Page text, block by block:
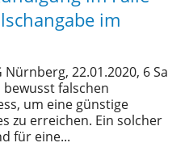
im
Nürnberg, 22.01.2020, 6 Sa
falschen
um eine günstige
zu erreichen. Ein solcher
für eine...